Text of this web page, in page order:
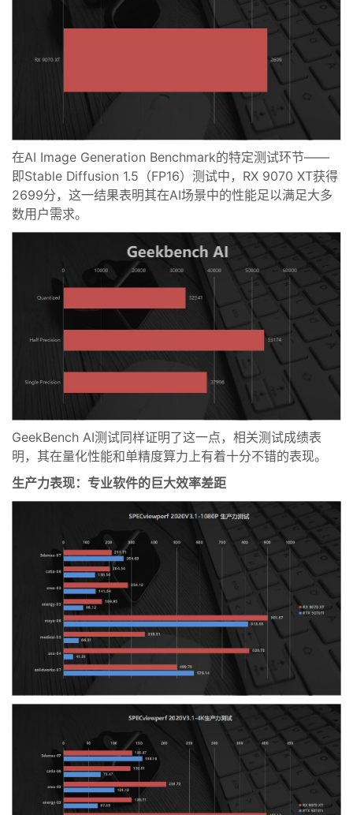
在AI Image Generation Benchmark的特定测试环节——
即Stable Diffusion 1.5（FP16）测试中，RX 9070 XT获得
2699分，这一结果表明其在AI场景中的性能足以满足大多
数用户需求。
GeekBench AI测试同样证明了这一点，相关测试成绩表
明，其在量化性能和单精度算力上有着十分不错的表现。
生产力表现：专业软件的巨大效率差距